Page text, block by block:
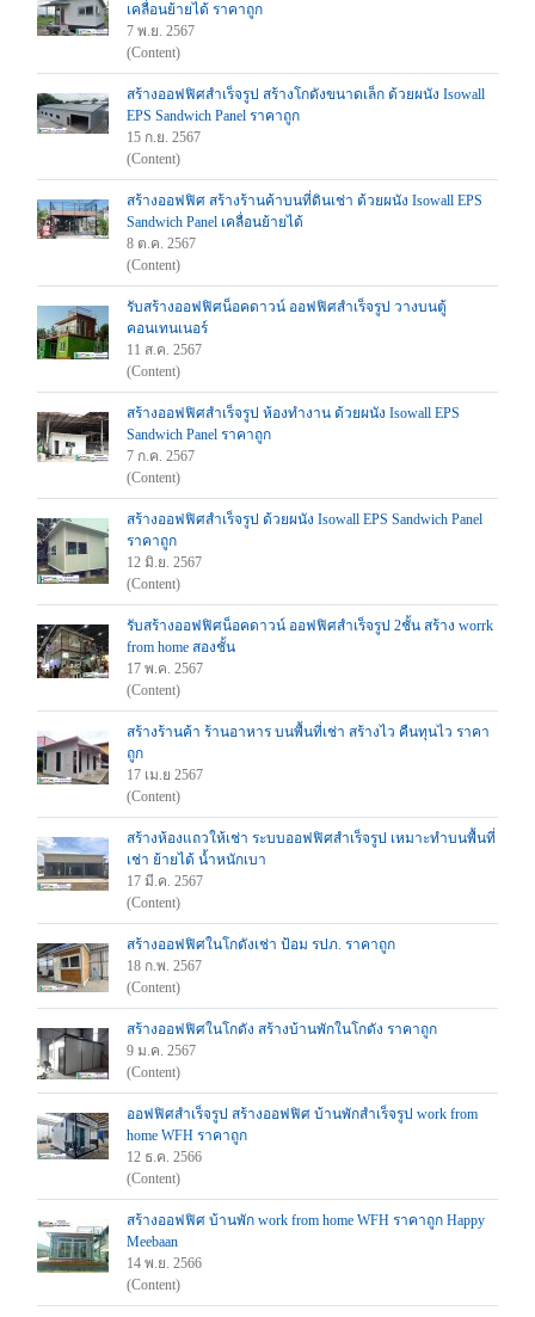
เคลื่อนย้ายได้ ราคาถูก
7 พ.ย. 2567
(Content)
สร้างออฟฟิศสำเร็จรูป สร้างโกดังขนาดเล็ก ด้วยผนัง Isowall
EPS Sandwich Panel ราคาถูก
15 ก.ย. 2567
(Content)
สร้างออฟฟิศ สร้างร้านค้าบนที่ดินเช่า ด้วยผนัง Isowall EPS
Sandwich Panel เคลื่อนย้ายได้
8 ต.ค. 2567
(Content)
รับสร้างออฟฟิศน็อคดาวน์ ออฟฟิศสำเร็จรูป วางบนตู้
คอนเทนเนอร์
11 ส.ค. 2567
(Content)
สร้างออฟฟิศสำเร็จรูป ห้องทำงาน ด้วยผนัง Isowall EPS
Sandwich Panel ราคาถูก
7 ก.ค. 2567
(Content)
สร้างออฟฟิศสำเร็จรูป ด้วยผนัง Isowall EPS Sandwich Panel
ราคาถูก
12 มิ.ย. 2567
(Content)
รับสร้างออฟฟิศน็อคดาวน์ ออฟฟิศสำเร็จรูป 2ชั้น สร้าง worrk
from home สองชั้น
17 พ.ค. 2567
(Content)
สร้างร้านค้า ร้านอาหาร บนพื้นที่เช่า สร้างไว คืนทุนไว ราคา
ถูก
17 เม.ย 2567
(Content)
สร้างห้องแถวให้เช่า ระบบออฟฟิศสำเร็จรูป เหมาะทำบนพื้นที่
เช่า ย้ายได้ น้ำหนักเบา
17 มี.ค. 2567
(Content)
สร้างออฟฟิศในโกดังเช่า ป้อม รปภ. ราคาถูก
18 ก.พ. 2567
(Content)
สร้างออฟฟิศในโกดัง สร้างบ้านพักในโกดัง ราคาถูก
9 ม.ค. 2567
(Content)
ออฟฟิศสำเร็จรูป สร้างออฟฟิศ บ้านพักสำเร็จรูป work from
home WFH ราคาถูก
12 ธ.ค. 2566
(Content)
สร้างออฟฟิศ บ้านพัก work from home WFH ราคาถูก Happy
Meebaan
14 พ.ย. 2566
(Content)